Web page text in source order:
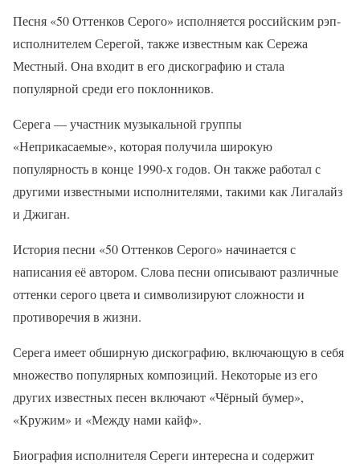
Песня «50 Оттенков Серого» исполняется российским рэп-
исполнителем Серегой, также известным как Сережа
Местный. Она входит в его дискографию и стала
популярной среди его поклонников.
Серега — участник музыкальной группы
«Неприкасаемые», которая получила широкую
популярность в конце 1990-х годов. Он также работал с
другими известными исполнителями, такими как Лигалайз
и Джиган.
История песни «50 Оттенков Серого» начинается с
написания её автором. Слова песни описывают различные
оттенки серого цвета и символизируют сложности и
противоречия в жизни.
Серега имеет обширную дискографию, включающую в себя
множество популярных композиций. Некоторые из его
других известных песен включают «Чёрный бумер»,
«Кружим» и «Между нами кайф».
Биография исполнителя Сереги интересна и содержит